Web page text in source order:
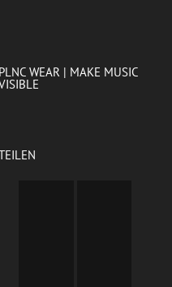
PLNC WEAR | MAKE MUSIC